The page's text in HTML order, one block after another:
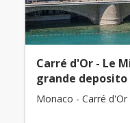
Carré d'Or - Le
grande deposito
Monaco - Carré d'Or